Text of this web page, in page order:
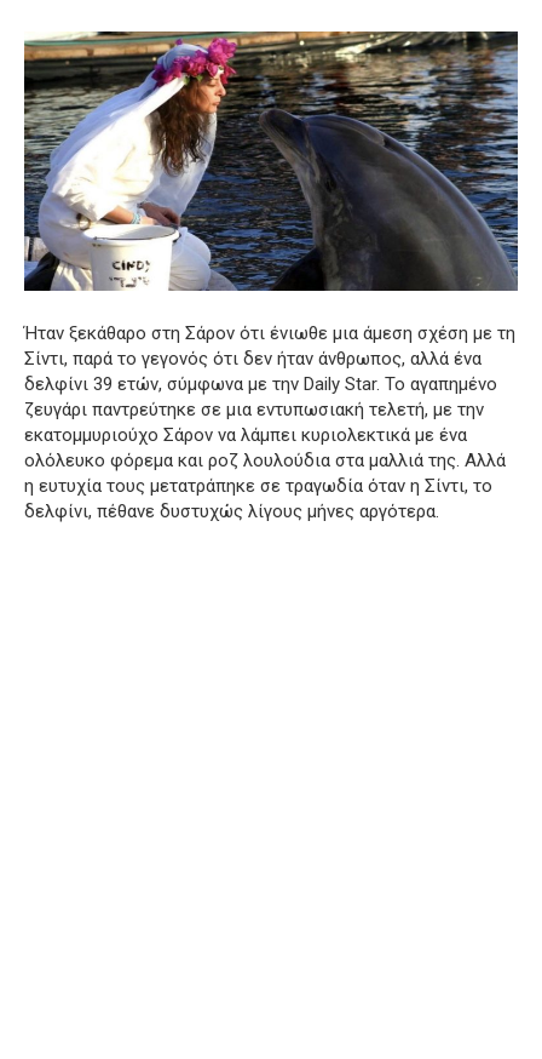
Ήταν ξεκάθαρο στη Σάρον ότι ένιωθε μια άμεση σχέση με τη
Σίντι, παρά το γεγονός ότι δεν ήταν άνθρωπος, αλλά ένα
δελφίνι 39 ετών, σύμφωνα με την Daily Star. Το αγαπημένο
ζευγάρι παντρεύτηκε σε μια εντυπωσιακή τελετή, με την
εκατομμυριούχο Σάρον να λάμπει κυριολεκτικά με ένα
ολόλευκο φόρεμα και ροζ λουλούδια στα μαλλιά της. Αλλά
η ευτυχία τους μετατράπηκε σε τραγωδία όταν η Σίντι, το
δελφίνι, πέθανε δυστυχώς λίγους μήνες αργότερα.